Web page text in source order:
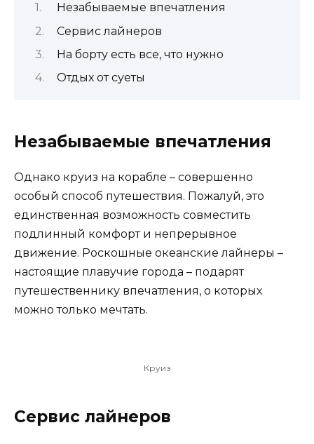
Незабываемые впечатления
Сервис лайнеров
На борту есть все, что нужно
Отдых от суеты
Незабываемые впечатления
Однако круиз на корабле – совершенно
особый способ путешествия. Пожалуй, это
единственная возможность совместить
подлинный комфорт и непрерывное
движение. Роскошные океанские лайнеры –
настоящие плавучие города – подарят
путешественнику впечатления, о которых
можно только мечтать.
Круиз
Сервис лайнеров